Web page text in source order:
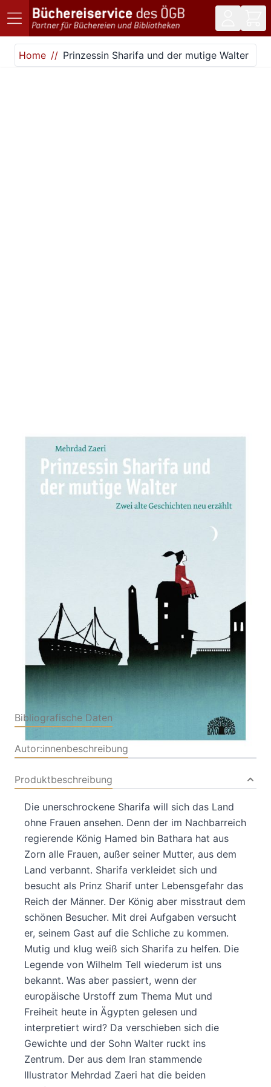
Direkt zum Inhalt
Home
Prinzessin Sharifa und der mutige Walter
Prinzessin Sharifa und der mutige
Walter
Zur Wunschliste hinzufügen
Anne Richter
Verlag: Baobab 12.07.2013
Buch 40 Seiten
gebunden ISBN: 978-3905804522
Bibliografische Daten
Autor:innenbeschreibung
Produktbeschreibung
Die unerschrockene Sharifa will sich das Land
ohne Frauen ansehen. Denn der im Nachbarreich
regierende König Hamed bin Bathara hat aus
Zorn alle Frauen, außer seiner Mutter, aus dem
Land verbannt. Sharifa verkleidet sich und
besucht als Prinz Sharif unter Lebensgefahr das
Reich der Männer. Der König aber misstraut dem
schönen Besucher. Mit drei Aufgaben versucht
er, seinem Gast auf die Schliche zu kommen.
Mutig und klug weiß sich Sharifa zu helfen. Die
Legende von Wilhelm Tell wiederum ist uns
bekannt. Was aber passiert, wenn der
europäische Urstoff zum Thema Mut und
Freiheit heute in Ägypten gelesen und
interpretiert wird? Da verschieben sich die
Gewichte und der Sohn Walter ruckt ins
Zentrum. Der aus dem Iran stammende
Illustrator Mehrdad Zaeri hat die beiden